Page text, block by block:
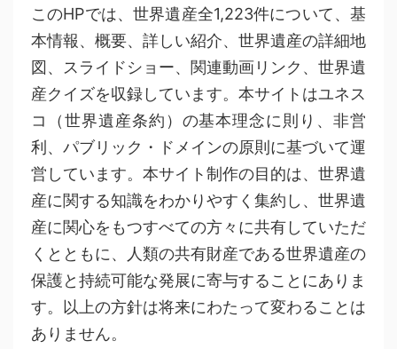
このHPでは、世界遺産全1,223件について、基
本情報、概要、詳しい紹介、世界遺産の詳細地
図、スライドショー、関連動画リンク、世界遺
産クイズを収録しています。本サイトはユネス
コ（世界遺産条約）の基本理念に則り、非営
利、パブリック・ドメインの原則に基づいて運
営しています。本サイト制作の目的は、世界遺
産に関する知識をわかりやすく集約し、世界遺
産に関心をもつすべての方々に共有していただ
くとともに、人類の共有財産である世界遺産の
保護と持続可能な発展に寄与することにありま
す。以上の方針は将来にわたって変わることは
ありません。